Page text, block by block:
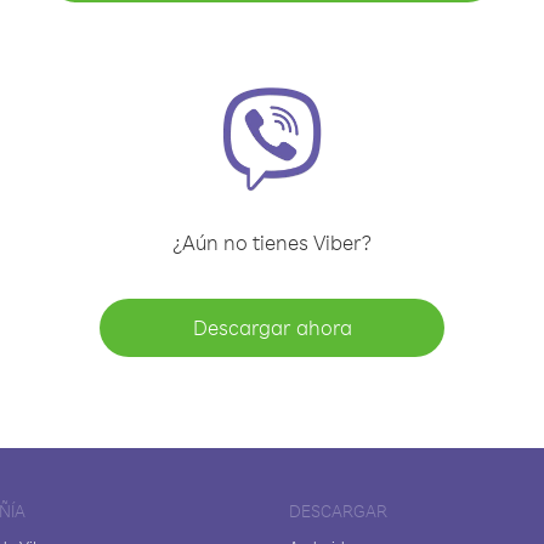
¿Aún no tienes Viber?
Descargar ahora
DESCARGAR